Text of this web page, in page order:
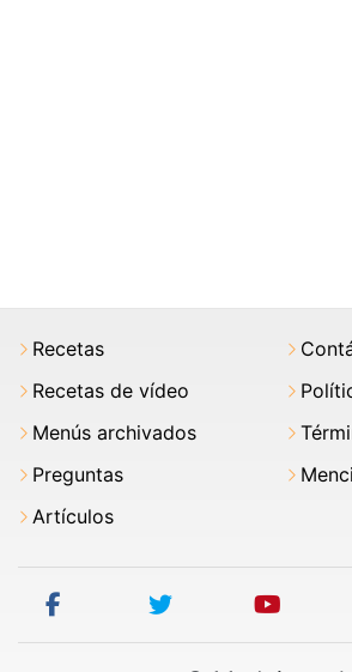
Recetas
Recetas de vídeo
Menús archivados
Preguntas
Artículos
facebook twitter